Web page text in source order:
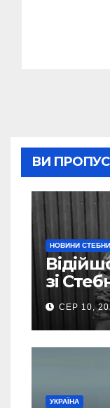
ВИ
НОВИНИ
зі
Кучера
СЕР 10,
УКРАЇНА